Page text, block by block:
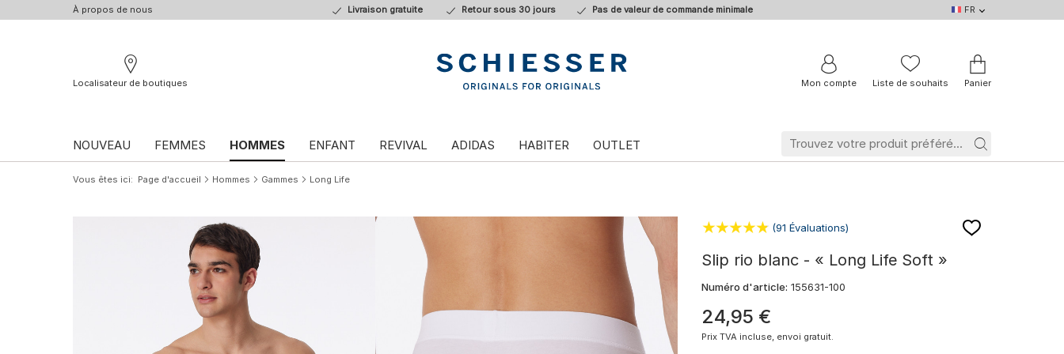
À propos de nous Livraison gratuite Retour sous 30 jours Pas de valeur de commande minimale
FR
DE
NL
BE
FR
Localisateur de boutiques Mon compte Liste de souhaits Panier
NOUVEAU FEMMES HOMMES ENFANT REVIVAL ADIDAS HABITER OUTLET
Vous êtes ici Page d'accueil Hommes Gammes Long Life
(91 Évaluations)
Slip rio blanc - « Long Life Soft »
Numéro d'article: 155631-100
24,95 €
Prix TVA incluse, envoi gratuit.